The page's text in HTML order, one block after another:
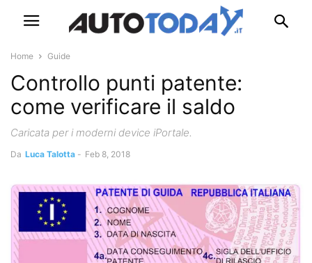
Home Guide
Controllo punti patente:
come verificare il saldo
Caricata per i moderni device iPortale.
Da Luca Talotta - Feb 8, 2018